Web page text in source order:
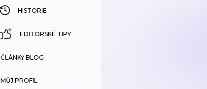
HISTORIE
EDITORSKÉ TIPY
ČLÁNKY BLOG
MŮJ PROFIL